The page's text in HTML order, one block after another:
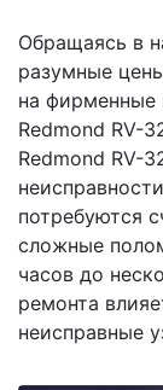
Обращаясь в
разумные
на фирменные
Redmond RV-
Redmond RV-
потребуются
сложные
часов до
ремонта
неисправные